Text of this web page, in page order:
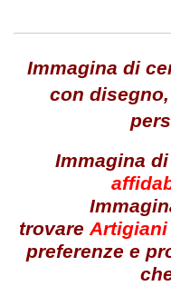
Immagina di
con
Immagina
trovare
preferenze e